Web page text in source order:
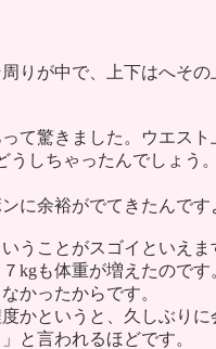
周りが中で、上下はへそ
て驚きました。ウエス
うしちゃったんでしょう
に余裕がでてきたんです
うことがスゴイといえ
kgも体重が増えたので
かったからです。
かというと、久しぶり
と言われるほどです。